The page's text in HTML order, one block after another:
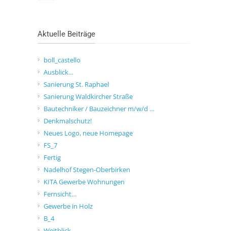
Aktuelle Beiträge
boll_castello
Ausblick…
Sanierung St. Raphael
Sanierung Waldkircher Straße
Bautechniker / Bauzeichner m/w/d …
Denkmalschutz!
Neues Logo, neue Homepage
FS_7
Fertig
Nadelhof Stegen-Oberbirken
KITA Gewerbe Wohnungen
Fernsicht…
Gewerbe in Holz
B_4